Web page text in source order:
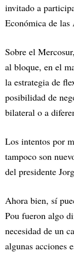
invitado a
Económica de las
Sobre el
al bloque, en el
la estrategia de
posibilidad de
bilateral o a
Los intentos por
tampoco son
del presidente
Ahora bien, sí
Pou fueron algo
necesidad de un
algunas acciones